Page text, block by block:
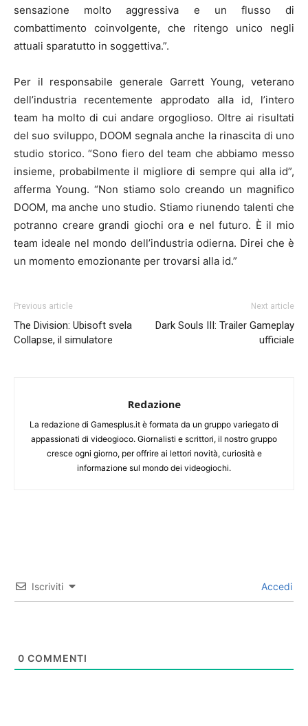
sensazione molto aggressiva e un flusso di
combattimento coinvolgente, che ritengo unico negli
attuali sparatutto in soggettiva.”.
Per il responsabile generale Garrett Young, veterano
dell’industria recentemente approdato alla id, l’intero
team ha molto di cui andare orgoglioso. Oltre ai risultati
del suo sviluppo, DOOM segnala anche la rinascita di uno
studio storico. “Sono fiero del team che abbiamo messo
insieme, probabilmente il migliore di sempre qui alla id”,
afferma Young. “Non stiamo solo creando un magnifico
DOOM, ma anche uno studio. Stiamo riunendo talenti che
potranno creare grandi giochi ora e nel futuro. È il mio
team ideale nel mondo dell’industria odierna. Direi che è
un momento emozionante per trovarsi alla id.”
Previous article
The Division: Ubisoft svela
Collapse, il simulatore
Next article
Dark Souls III: Trailer Gameplay
ufficiale
Redazione
La redazione di Gamesplus.it è formata da un gruppo variegato di
appassionati di videogioco. Giornalisti e scrittori, il nostro gruppo
cresce ogni giorno, per offrire ai lettori novità, curiosità e
informazione sul mondo dei videogiochi.
Iscriviti Accedi
0 COMMENTI